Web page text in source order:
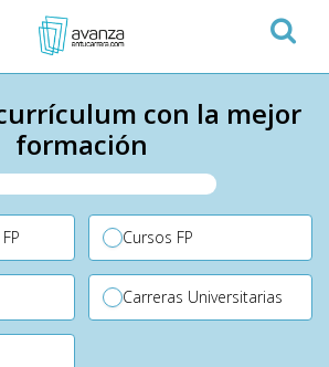
con la mejor
formación
Cursos FP
Carreras Universitarias